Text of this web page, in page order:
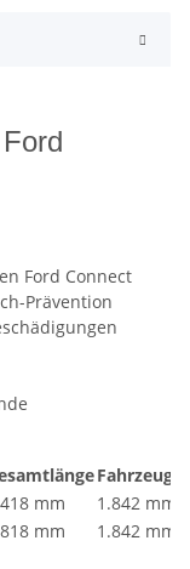
Ford Connect
Prävention
mm
1.842 mm
mm 1.842 mm